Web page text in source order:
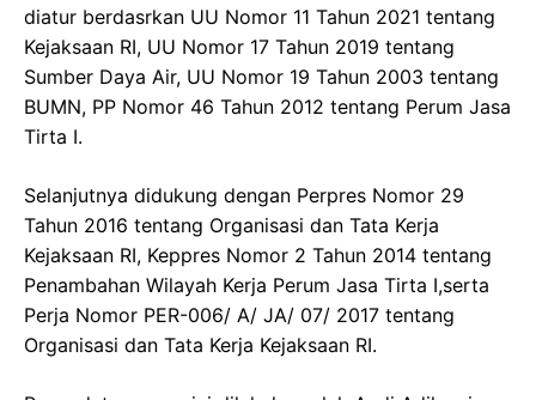
diatur berdasrkan UU Nomor 11 Tahun 2021 tentang
Kejaksaan RI, UU Nomor 17 Tahun 2019 tentang
Sumber Daya Air, UU Nomor 19 Tahun 2003 tentang
BUMN, PP Nomor 46 Tahun 2012 tentang Perum Jasa
Tirta I.
Selanjutnya didukung dengan Perpres Nomor 29
Tahun 2016 tentang Organisasi dan Tata Kerja
Kejaksaan RI, Keppres Nomor 2 Tahun 2014 tentang
Penambahan Wilayah Kerja Perum Jasa Tirta I,serta
Perja Nomor PER-006/ A/ JA/ 07/ 2017 tentang
Organisasi dan Tata Kerja Kejaksaan RI.